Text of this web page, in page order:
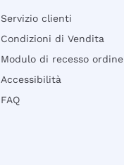
Servizio clienti
Condizioni di Vendita
Modulo di recesso ordine
Accessibilità
FAQ